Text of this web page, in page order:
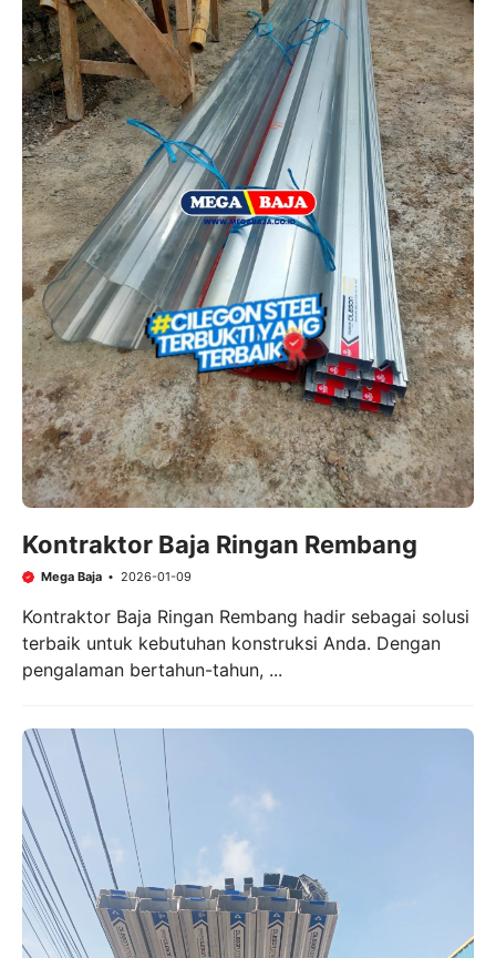
Kontraktor Baja Ringan Rembang
Mega Baja 2026-01-09
Kontraktor Baja Ringan Rembang hadir sebagai solusi
terbaik untuk kebutuhan konstruksi Anda. Dengan
pengalaman bertahun-tahun, ...